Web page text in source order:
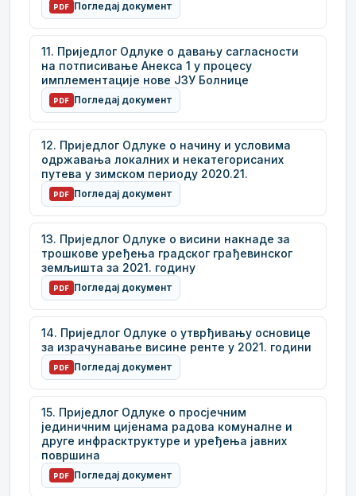
PDF Погледај документ
11. Приједлог Одлуке о давању сагласности
на потписивање Анекса 1 у процесу
имплементације нове ЈЗУ Болнице
PDF Погледај документ
12. Приједлог Одлуке о начину и условима
одржавања локалних и некатегорисаних
путева у зимском периоду 2020.21.
PDF Погледај документ
13. Приједлог Одлуке о висини накнаде за
трошкове уређења градског грађевинског
земљишта за 2021. годину
PDF Погледај документ
14. Приједлог Одлуке о утврђивању основице
за израчунавање висине ренте у 2021. години
PDF Погледај документ
15. Приједлог Одлуке о просјечним
јединичним цијенама радова комуналне и
друге инфрасктруктуре и уређења јавних
површина
PDF Погледај документ